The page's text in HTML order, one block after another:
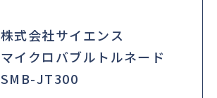
株式会社サイエンス
マイクロバブルトルネード
SMB-JT300